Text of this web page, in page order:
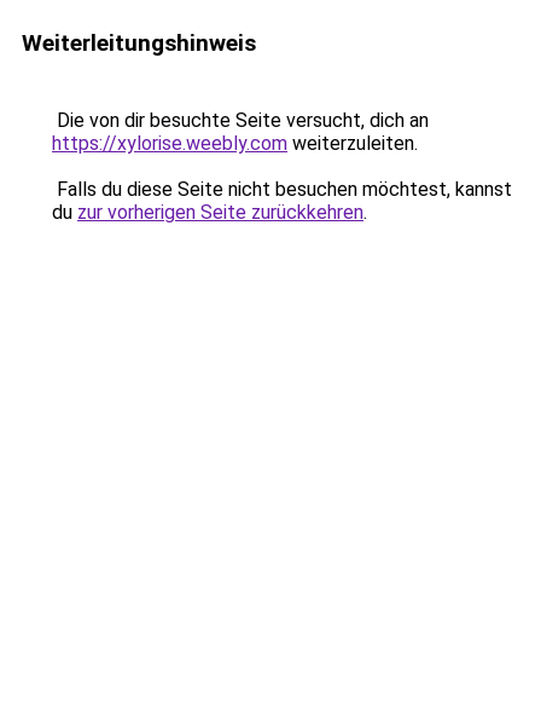
Weiterleitungshinweis
Die von dir besuchte Seite versucht, dich an
https://xylorise.weebly.com weiterzuleiten.
Falls du diese Seite nicht besuchen möchtest, kannst
du zur vorherigen Seite zurückkehren.